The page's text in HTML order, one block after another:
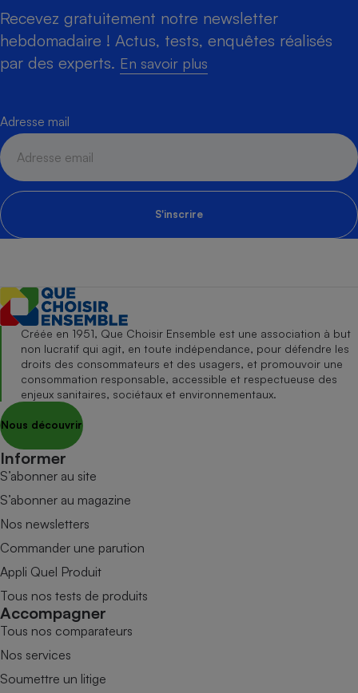
Recevez gratuitement notre newsletter
hebdomadaire ! Actus, tests, enquêtes réalisés
par des experts. En savoir plus
Adresse mail
S'inscrire
Créée en 1951, Que Choisir Ensemble est une association à but
non lucratif qui agit, en toute indépendance, pour défendre les
droits des consommateurs et des usagers, et promouvoir une
consommation responsable, accessible et respectueuse des
enjeux sanitaires, sociétaux et environnementaux.
Nous découvrir
Informer
S’abonner au site
S’abonner au magazine
Nos newsletters
Commander une parution
Appli Quel Produit
Tous nos tests de produits
Accompagner
Tous nos comparateurs
Nos services
Soumettre un litige